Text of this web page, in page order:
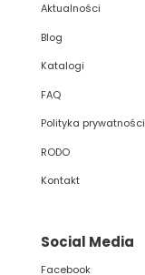
Aktualności
Blog
Katalogi
FAQ
Polityka prywatności
RODO
Kontakt
Social Media
Facebook